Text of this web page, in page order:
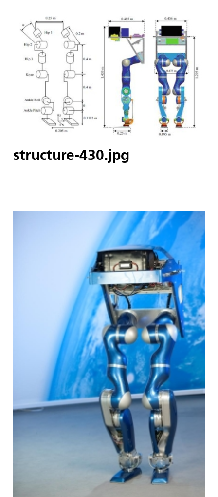
structure-430.jpg